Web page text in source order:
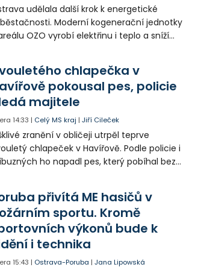
udělala další krok k energetické
Moderní kogenerační jednotky
OZO vyrobí elektřinu i teplo a sníží
přímo v Kunčicích.
chlapečka v
pokousal pes, policie
majitele
14:33 | Celý MS kraj |Jiří Cileček
zranění v obličeji utrpěl teprve
chlapeček v Havířově. Podle policie i
ho napadl pes, který pobíhal bez
Případem už se zabývá policie, která
psa hledá.
přivítá ME hasičů v
sportu. Kromě
výkonů bude k
i technika
15:43 | Ostrava-Poruba |Jana Lipowská